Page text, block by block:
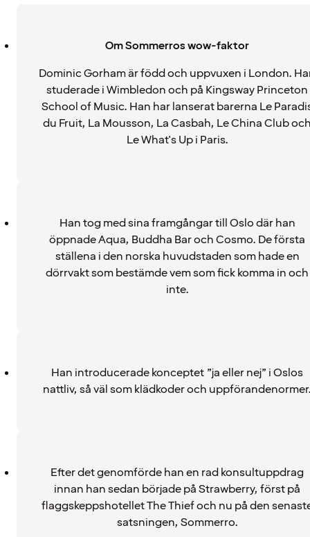
Om Sommerros wow-faktor
Dominic Gorham är född och uppvuxen i London.
studerade i Wimbledon och på Kingsway Princeton
School of Music. Han har lanserat barerna Le
du Fruit, La Mousson, La Casbah, Le China Club
Le What's Up i Paris.
Han tog med sina framgångar till Oslo där han
öppnade Aqua, Buddha Bar och Cosmo. De första
ställena i den norska huvudstaden som hade en
dörrvakt som bestämde vem som fick komma in och
inte.
Han introducerade konceptet ”ja eller nej” i Oslos
nattliv, så väl som klädkoder och
Efter det genomförde han en rad konsultuppdrag
innan han sedan började på Strawberry, först på
flaggskeppshotellet The Thief och nu på den
satsningen, Sommerro.